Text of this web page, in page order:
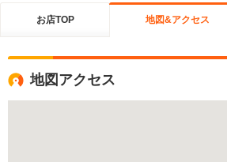
お店TOP 地図&アクセス
地図アクセス